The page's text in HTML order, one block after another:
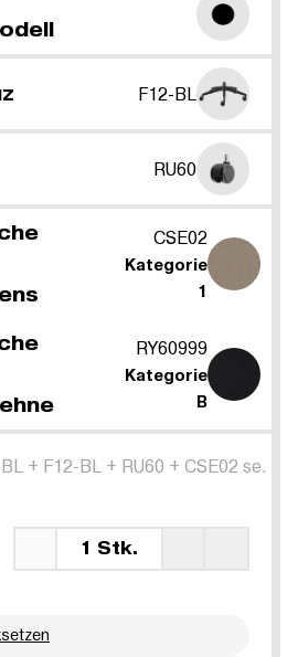
F12-BL
RU60
CSE02
Kategorie
1
RY60999
Kategorie
B
+ F12-BL + RU60 + CSE02 se.
1 Stk.